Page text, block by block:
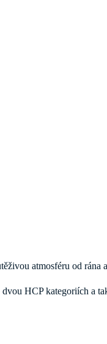
atmosféru od rána
HCP kategoriích a